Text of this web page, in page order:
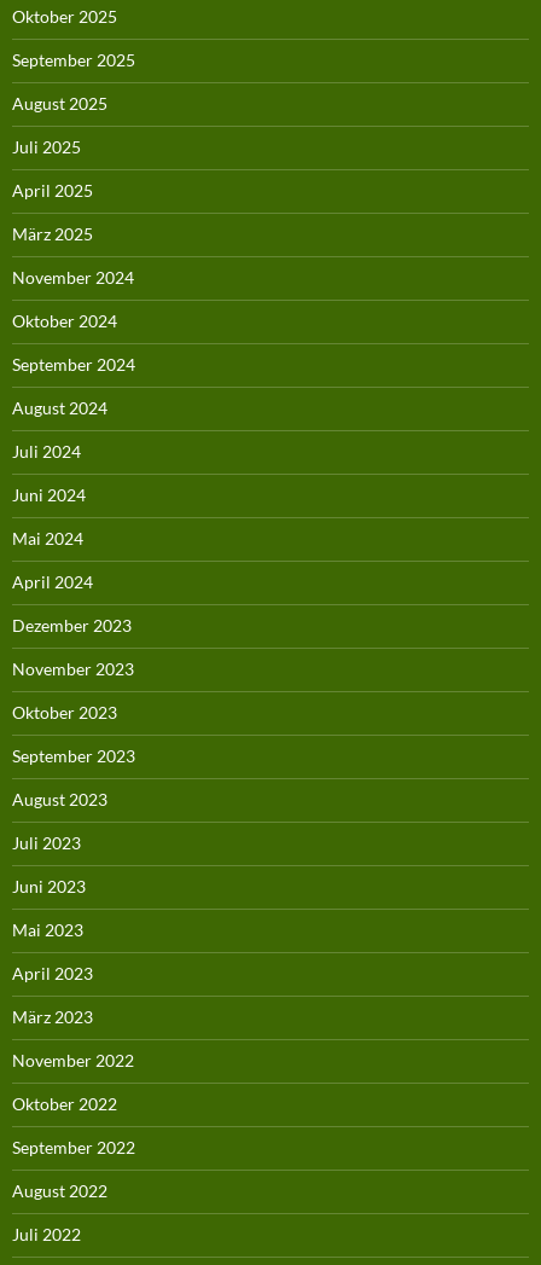
Oktober 2025
September 2025
August 2025
Juli 2025
April 2025
März 2025
November 2024
Oktober 2024
September 2024
August 2024
Juli 2024
Juni 2024
Mai 2024
April 2024
Dezember 2023
November 2023
Oktober 2023
September 2023
August 2023
Juli 2023
Juni 2023
Mai 2023
April 2023
März 2023
November 2022
Oktober 2022
September 2022
August 2022
Juli 2022